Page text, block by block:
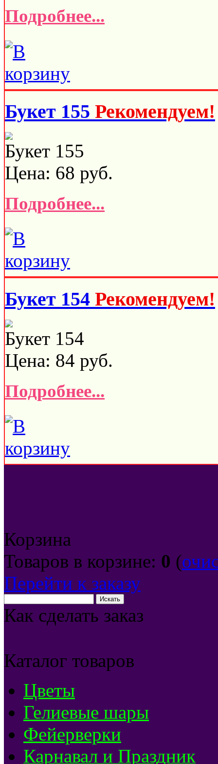
Подробнее...
Букет 155 Рекомендуем!
Букет 155
Цена: 68 руб.
Подробнее...
Букет 154 Рекомендуем!
Букет 154
Цена: 84 руб.
Подробнее...
Корзина
Товаров в корзине: 0 (
Перейти к заказу
Как сделать заказ
Каталог товаров
Цветы
Гелиевые шары
Фейерверки
Карнавал и Праздник